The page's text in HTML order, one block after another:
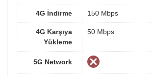
4G İndirme 150 Mbps
4G Karşıya
Yükleme
50 Mbps
5G Network